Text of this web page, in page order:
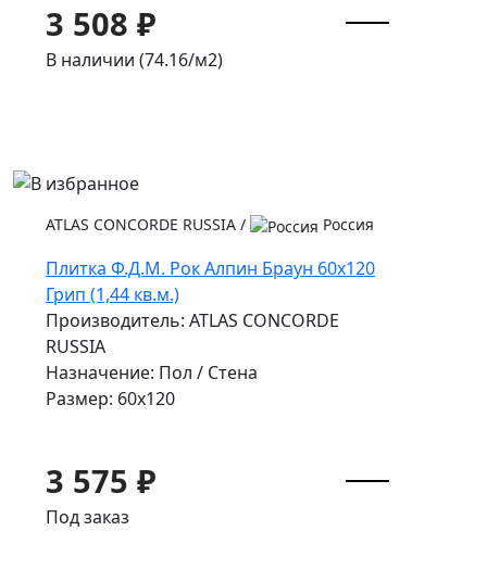
3 508 ₽
В наличии (74.16/м2)
ATLAS CONCORDE RUSSIA / Россия
Плитка Ф.Д.М. Pок Алпин Браун 60x120
Грип (1,44 кв.м.)
Производитель: ATLAS CONCORDE
RUSSIA
Назначение: Пол / Стена
Размер: 60x120
3 575 ₽
Под заказ